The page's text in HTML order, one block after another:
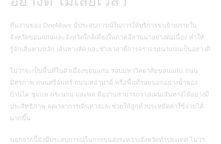
ทีมงานของ DinoMove มีประสบการณ์ในการให้บริการขนย้ายภายใน
จังหวัดขอนแก่นและจังหวัดใกล้เคียงในภาคอีสานมาอย่างต่อเนื่อง ทำให้
รู้จักเส้นทางหลัก เส้นทางลัด และช่วงเวลาที่การจราจรหนาแน่นเป็นอย่างดี
ไม่ว่าจะเป็นพื้นที่ในตัวเมืองขอนแก่น รอบมหาวิทยาลัยขอนแก่น ถนน
มิตรภาพ ถนนศรีจันทร์ ถนนเหล่านาดี หรือพื้นที่รอบนอกอย่างน้ำพอง
บ้านไผ่ ชุมแพ กระนวน และพล ทีมงานสามารถวางแผนเส้นทางได้อย่างมี
ประสิทธิภาพ ลดเวลาการเดินทางและช่วยให้ลูกค้าประหยัดค่าใช้จ่ายได้
มากขึ้น
นอกจากนี้ยังมีประสบการณ์ในการขนส่งระหว่างจังหวัดทั่วประเทศ ไม่ว่า